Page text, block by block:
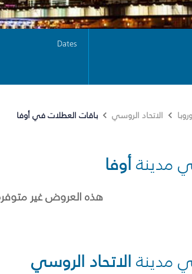
Dates
الاتحاد الروسي باقات العطلات في أوفا
مدينةأوفا
هذه العروض غير
مدينة الاتحاد الروسي